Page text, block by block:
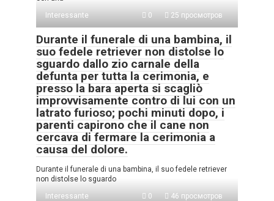
Interessante
0 25 просмотров
Durante il funerale di una bambina, il
suo fedele retriever non distolse lo
sguardo dallo zio carnale della
defunta per tutta la cerimonia, e
presso la bara aperta si scagliò
improvvisamente contro di lui con un
latrato furioso; pochi minuti dopo, i
parenti capirono che il cane non
cercava di fermare la cerimonia a
causa del dolore.
Durante il funerale di una bambina, il suo fedele retriever
non distolse lo sguardo
Interessante
0 46 просмотров